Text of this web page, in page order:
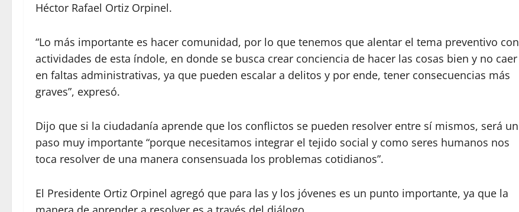
Héctor Rafael Ortiz Orpinel.
“Lo más importante es hacer comunidad, por lo que tenemos que alentar el tema preventivo con
actividades de esta índole, en donde se busca crear conciencia de hacer las cosas bien y no caer
en faltas administrativas, ya que pueden escalar a delitos y por ende, tener consecuencias más
graves”, expresó.
Dijo que si la ciudadanía aprende que los conflictos se pueden resolver entre sí mismos, será un
paso muy importante “porque necesitamos integrar el tejido social y como seres humanos nos
toca resolver de una manera consensuada los problemas cotidianos”.
El Presidente Ortiz Orpinel agregó que para las y los jóvenes es un punto importante, ya que la